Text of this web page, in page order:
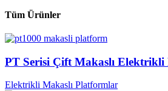
Tüm Ürünler
PT Serisi Çift Makaslı Elektrikli
Elektrikli Makaslı Platformlar